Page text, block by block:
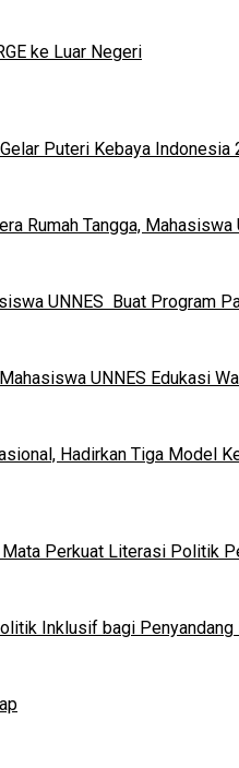
ke Luar Negeri
Puteri Kebaya Indonesia
Rumah Tangga, Mahasiswa
UNNES Buat Program
UNNES Edukasi
Hadirkan Tiga Model
Mata Perkuat Literasi Politik
Inklusif bagi